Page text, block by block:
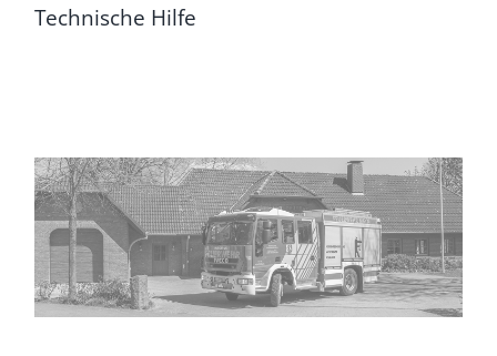
Technische Hilfe
03.02.2016 BMA Altenheim
„Haus am Mühlenstrom“